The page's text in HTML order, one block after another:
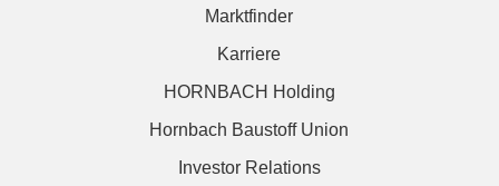
Marktfinder
Karriere
HORNBACH Holding
Hornbach Baustoff Union
Investor Relations